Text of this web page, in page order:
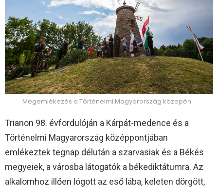
Megemlékezés a Történelmi Magyarország közepén
Trianon 98. évfordulóján a Kárpát-medence és a
Történelmi Magyarország középpontjában
emlékeztek tegnap délután a szarvasiak és a Békés
megyeiek, a városba látogatók a békediktátumra. Az
alkalomhoz illően lógott az eső lába, keleten dörgött,